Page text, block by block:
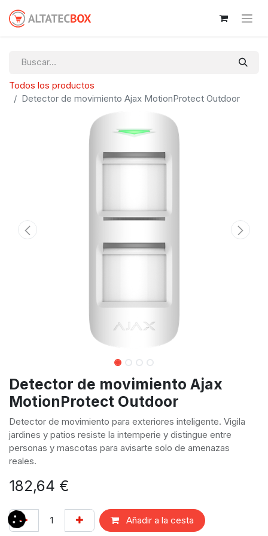
Todos los productos
Detector de movimiento Ajax MotionProtect Outdoor
Detector de movimiento Ajax
MotionProtect Outdoor
Detector de movimiento para exteriores inteligente. Vigila
jardines y patios resiste la intemperie y distingue entre
personas y mascotas para avisarte solo de amenazas
reales.
182,64 €
Añadir a la cesta